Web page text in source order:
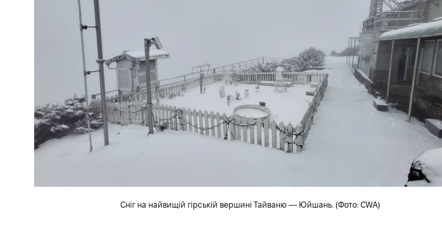
Сніг на найвищій гірській вершині Тайваню — Юйшань. (Фото: CWA)